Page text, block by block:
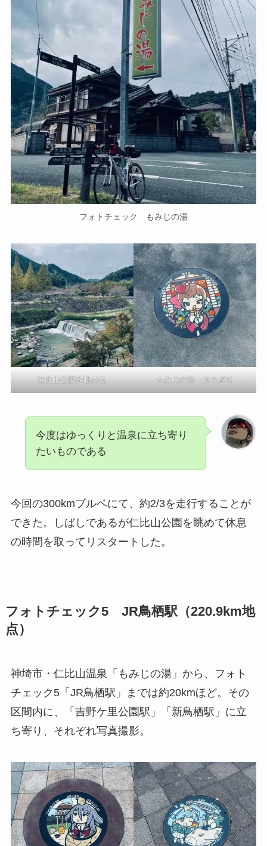
フォトチェック もみじの湯
仁比山公園を眺める もみじの湯 ゆうぎり
今度はゆっくりと温泉に立ち寄り
たいものである
今回の300kmブルベにて、約2/3を走行することが
できた。しばしであるが仁比山公園を眺めて休息
の時間を取ってリスタートした。
フォトチェック5 JR鳥栖駅（220.9km地
点）
神埼市・仁比山温泉「もみじの湯」から、フォト
チェック5「JR鳥栖駅」までは約20kmほど。その
区間内に、「吉野ケ里公園駅」「新鳥栖駅」に立
ち寄り、それぞれ写真撮影。